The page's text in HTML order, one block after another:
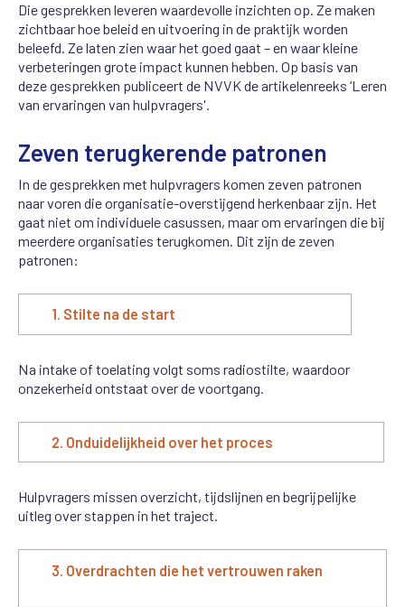
Die gesprekken leveren waardevolle inzichten op. Ze maken
zichtbaar hoe beleid en uitvoering in de praktijk worden
beleefd. Ze laten zien waar het goed gaat – en waar kleine
verbeteringen grote impact kunnen hebben. Op basis van
deze gesprekken publiceert de NVVK de artikelenreeks ‘Leren
van ervaringen van hulpvragers'.
Zeven terugkerende patronen
In de gesprekken met hulpvragers komen zeven patronen
naar voren die organisatie-overstijgend herkenbaar zijn. Het
gaat niet om individuele casussen, maar om ervaringen die bij
meerdere organisaties terugkomen. Dit zijn de zeven
patronen:
1. Stilte na de start
Na intake of toelating volgt soms radiostilte, waardoor
onzekerheid ontstaat over de voortgang.
2. Onduidelijkheid over het proces
Hulpvragers missen overzicht, tijdslijnen en begrijpelijke
uitleg over stappen in het traject.
3. Overdrachten die het vertrouwen raken